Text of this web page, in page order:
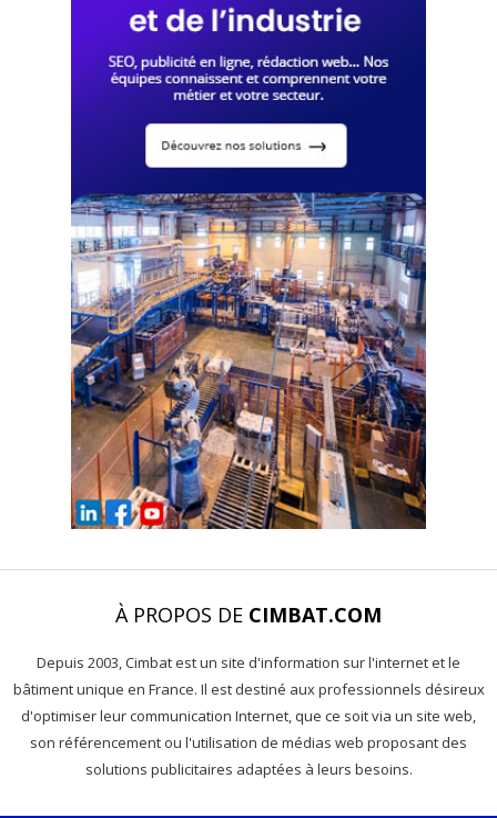
À PROPOS DE CIMBAT.COM
Depuis 2003, Cimbat est un site d'information sur l'internet et le
bâtiment unique en France. Il est destiné aux professionnels désireux
d'optimiser leur communication Internet, que ce soit via un site web,
son référencement ou l'utilisation de médias web proposant des
solutions publicitaires adaptées à leurs besoins.